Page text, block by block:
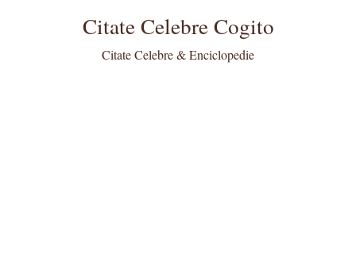
Citate Celebre Cogito
Citate Celebre & Enciclopedie